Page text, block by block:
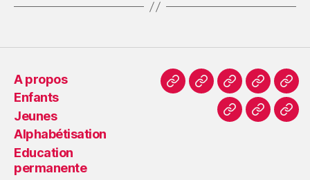
A propos
Enfants
Jeunes
Alphabétisation
Education
permanente